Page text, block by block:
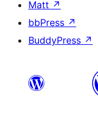
Matt ↗
bbPress ↗
BuddyPress ↗